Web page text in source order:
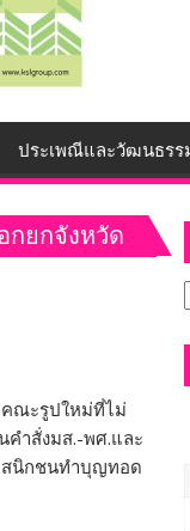
ประเพณีและวัฒนธรร
กยกจังหวัด
คณะรูปใหม่ที่ไม่
คำสั่งมส.-พศ.และ
สนิกชนทำบุญทอด